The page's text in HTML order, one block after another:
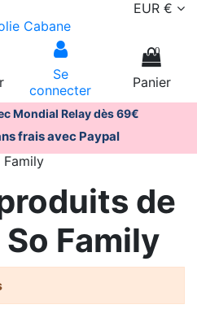
EUR €
Se
connecter
0
Panier
Mondial Relay dès 69€
frais avec Paypal
Family
de
Family